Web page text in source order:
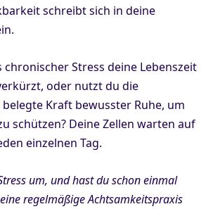
schreibt sich in deine
chronischer Stress deine Lebenszeit
oder nutzt du die
Kraft bewusster Ruhe, um
schützen? Deine Zellen warten auf
einzelnen Tag.
um, und hast du schon einmal
regelmäßige Achtsamkeitspraxis